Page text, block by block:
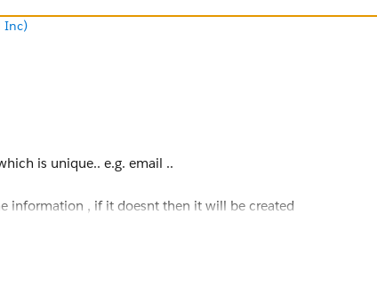
Inc)
is unique.. e.g. email ..
information , if it doesnt then it will be created
the community should they have a similar issue in the future.